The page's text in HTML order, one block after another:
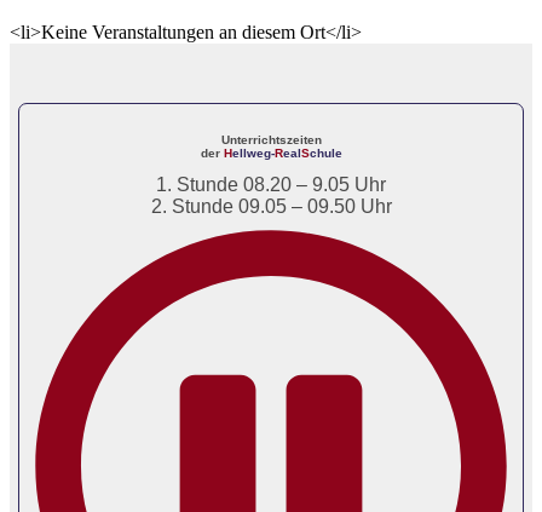
<li>Keine Veranstaltungen an diesem Ort</li>
Unterrichtszeiten
der Hellweg-RealSchule
1. Stunde 08.20 – 9.05 Uhr
2. Stunde 09.05 – 09.50 Uhr